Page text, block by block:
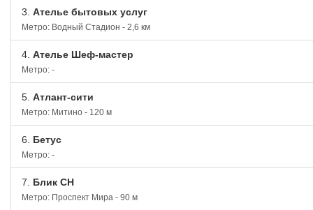
3. Ателье бытовых услуг
Метро: Водный Стадион - 2,6 км
4. Ателье Шеф-мастер
Метро: -
5. Атлант-сити
Метро: Митино - 120 м
6. Бетус
Метро: -
7. Блик СН
Метро: Проспект Мира - 90 м